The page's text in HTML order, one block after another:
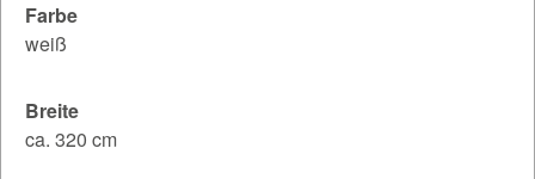
Farbe
weiß
Breite
ca. 320 cm